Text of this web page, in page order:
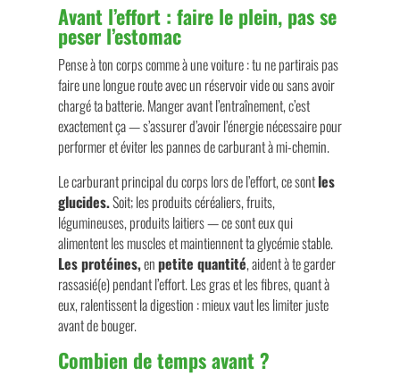
Avant l’effort : faire le plein, pas se
peser l’estomac
Pense à ton corps comme à une voiture : tu ne partirais pas
faire une longue route avec un réservoir vide ou sans avoir
chargé ta batterie. Manger avant l’entraînement, c’est
exactement ça — s’assurer d’avoir l’énergie nécessaire pour
performer et éviter les pannes de carburant à mi-chemin.
Le carburant principal du corps lors de l’effort, ce sontles
glucides.Soit; les produits céréaliers, fruits,
légumineuses, produits laitiers — ce sont eux qui
alimentent les muscles et maintiennent ta glycémie stable.
Les protéines,enpetite quantité, aident à te garder
rassasié(e) pendant l’effort. Les gras et les fibres, quant à
eux, ralentissent la digestion : mieux vaut les limiter juste
avant de bouger.
Combien de temps avant ?